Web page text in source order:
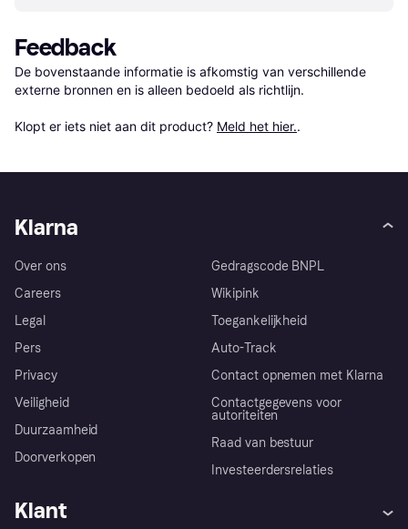
Feedback
De bovenstaande informatie is afkomstig van verschillende
externe bronnen en is alleen bedoeld als richtlijn.
Klopt er iets niet aan dit product? Meld het hier..
Klarna
Over ons
Careers
Legal
Pers
Privacy
Veiligheid
Duurzaamheid
Doorverkopen
Gedragscode BNPL
Wikipink
Toegankelijkheid
Auto-Track
Contact opnemen met Klarna
Contactgegevens voor
autoriteiten
Raad van bestuur
Investeerdersrelaties
Klant